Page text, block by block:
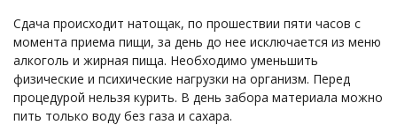
Сдача происходит натощак, по прошествии пяти часов с
момента приема пищи, за день до нее исключается из меню
алкоголь и жирная пища. Необходимо уменьшить
физические и психические нагрузки на организм. Перед
процедурой нельзя курить. В день забора материала можно
пить только воду без газа и сахара.